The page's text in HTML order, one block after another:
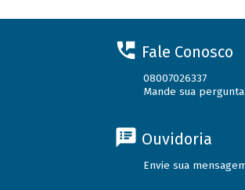
Fale Conosco
08007026337
Mande sua pergunta
Ouvidoria
Envie sua